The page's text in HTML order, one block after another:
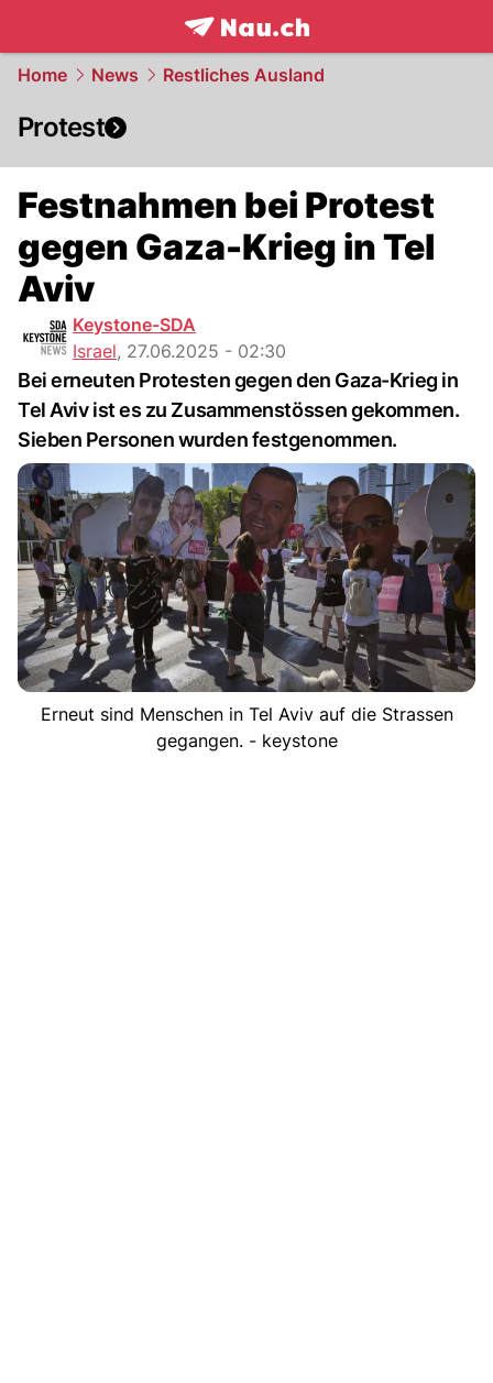
frontpage.NAU.ch
Home News Restliches Ausland
Protest
Festnahmen bei Protest
gegen Gaza-Krieg in Tel
Aviv
Keystone-SDA
Israel, 27.06.2025 - 02:30
Bei erneuten Protesten gegen den Gaza-Krieg in
Tel Aviv ist es zu Zusammenstössen gekommen.
Sieben Personen wurden festgenommen.
Erneut sind Menschen in Tel Aviv auf die Strassen
gegangen. - keystone